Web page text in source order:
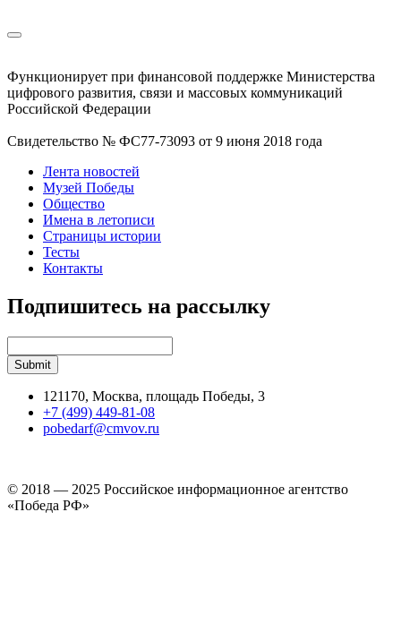
Функционирует при финансовой поддержке Министерства
цифрового развития, связи и массовых коммуникаций
Российской Федерации
Свидетельство № ФС77-73093 от 9 июня 2018 года
Лента новостей
Музей Победы
Общество
Имена в летописи
Страницы истории
Тесты
Контакты
Подпишитесь на рассылку
121170, Москва, площадь Победы, 3
+7 (499) 449-81-08
pobedarf@cmvov.ru
© 2018 — 2025 Российское информационное агентство
«Победа РФ»